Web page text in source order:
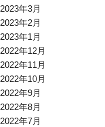
2023年3月
2023年2月
2023年1月
2022年12月
2022年11月
2022年10月
2022年9月
2022年8月
2022年7月